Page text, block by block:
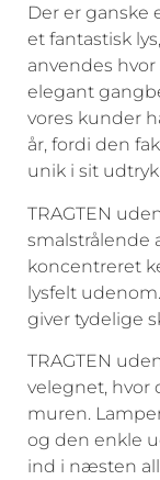
Der er ganske
et fantastisk
anvendes
elegant
vores kunder
år, fordi den
unik i sit
TRAGTEN
smalstrålende
koncentreret
lysfelt udenom.
giver tydelige
TRAGTEN
velegnet, hvor
muren.
og den enkle
ind i næsten